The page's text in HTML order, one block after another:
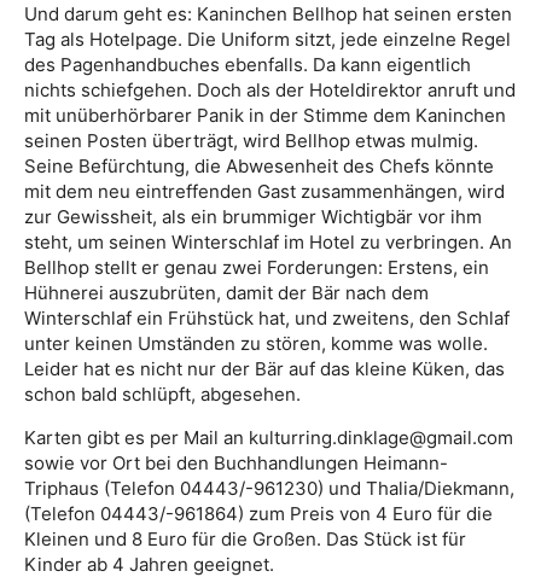
Und darum geht es: Kaninchen Bellhop hat seinen ersten
Tag als Hotelpage. Die Uniform sitzt, jede einzelne Regel
des Pagenhandbuches ebenfalls. Da kann eigentlich
nichts schiefgehen. Doch als der Hoteldirektor anruft und
mit unüberhörbarer Panik in der Stimme dem Kaninchen
seinen Posten überträgt, wird Bellhop etwas mulmig.
Seine Befürchtung, die Abwesenheit des Chefs könnte
mit dem neu eintreffenden Gast zusammenhängen, wird
zur Gewissheit, als ein brummiger Wichtigbär vor ihm
steht, um seinen Winterschlaf im Hotel zu verbringen. An
Bellhop stellt er genau zwei Forderungen: Erstens, ein
Hühnerei auszubrüten, damit der Bär nach dem
Winterschlaf ein Frühstück hat, und zweitens, den Schlaf
unter keinen Umständen zu stören, komme was wolle.
Leider hat es nicht nur der Bär auf das kleine Küken, das
schon bald schlüpft, abgesehen.
Karten gibt es per Mail an kulturring.dinklage@gmail.com
sowie vor Ort bei den Buchhandlungen Heimann-
Triphaus (Telefon 04443/-961230) und Thalia/Diekmann,
(Telefon 04443/-961864) zum Preis von 4 Euro für die
Kleinen und 8 Euro für die Großen. Das Stück ist für
Kinder ab 4 Jahren geeignet.